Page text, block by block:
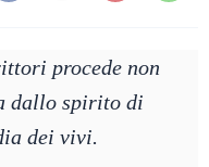
procede non
dallo spirito di
dei vivi.